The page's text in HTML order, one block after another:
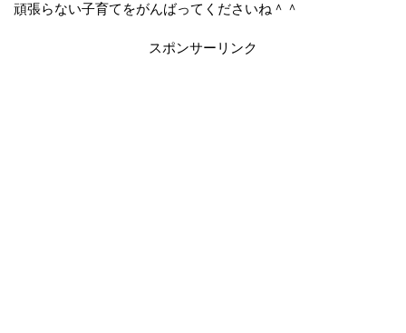
頑張らない子育てをがんばってくださいね＾＾
スポンサーリンク